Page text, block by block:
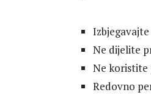
Ne dijelite
Ne koristite
Redovno